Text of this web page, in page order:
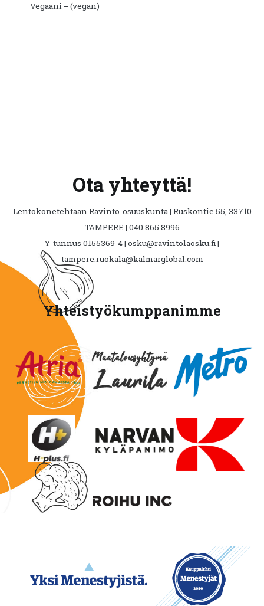
Vegaani = (vegan)
Ota yhteyttä!
Lentokonetehtaan Ravinto-osuuskunta | Ruskontie 55, 33710
TAMPERE | 040 865 8996
Y-tunnus 0155369-4 | osku@ravintolaosku.fi |
tampere.ruokala@kalmarglobal.com
Yhteistyökumppanimme